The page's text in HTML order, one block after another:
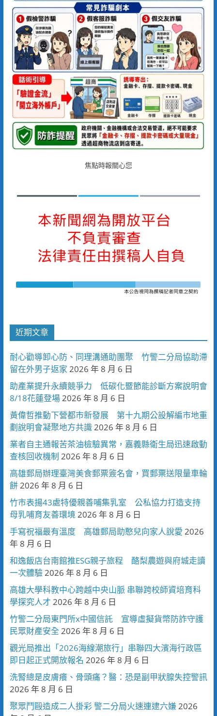
焦點時報關心您
近期文章
耐心勸導卸心防、同理溝通助團聚 竹警二分局協助滯
留在外男子返家 2026 年 8 月 6 日
助產業提升永續競爭力 低碳化暨節能診斷方案說明會
8/18花蓮登場2026 年 8 月 6 日
黃偉哲推動下營都市新發展 第十九期公設解編市地重
劃說明會凝聚地方共識2026 年 8 月 6 日
業者自主通報苦茶油檢驗異常，嘉義縣衛生局迅速啟動
查核回收機制 2026 年 8 月 6 日
高雄郵局辦理臺灣美食郵票簽名會，買郵票送限量車輪
餅2026 年 8 月 6 日
竹市表揚43處特優親善哺集乳室 公私協力打造支持
母乳哺育友善環境2026 年 8 月 6 日
手寫祝福最有溫度 高雄郵局助憨兒向家人說愛 2026
年 8 月 6 日
和逸飯店台南館推ESG親子旅程 酪梨農遊與府城走讀
一次體驗2026 年 8 月 6 日
高雄大學科教中心跨越中央山脈 串聯跨校師資培育科
學探究人才 2026 年 8 月 6 日
竹警二分局東門所x中國信託 宣導虛擬貨幣防詐守護
民眾財產安全 2026 年 8 月 6 日
觀光局推出「2026海線潮旅行」串聯四大濱海行政區
即日起正式開放報名 2026 年 8 月 6 日
洗腎總是皮膚癢、骨頭痛？醫：恐是副甲狀腺失控警訊
2026 年 8 月 6 日
聚眾鬥毆造成二人掛彩 警二分局火速連逮六嫌2026